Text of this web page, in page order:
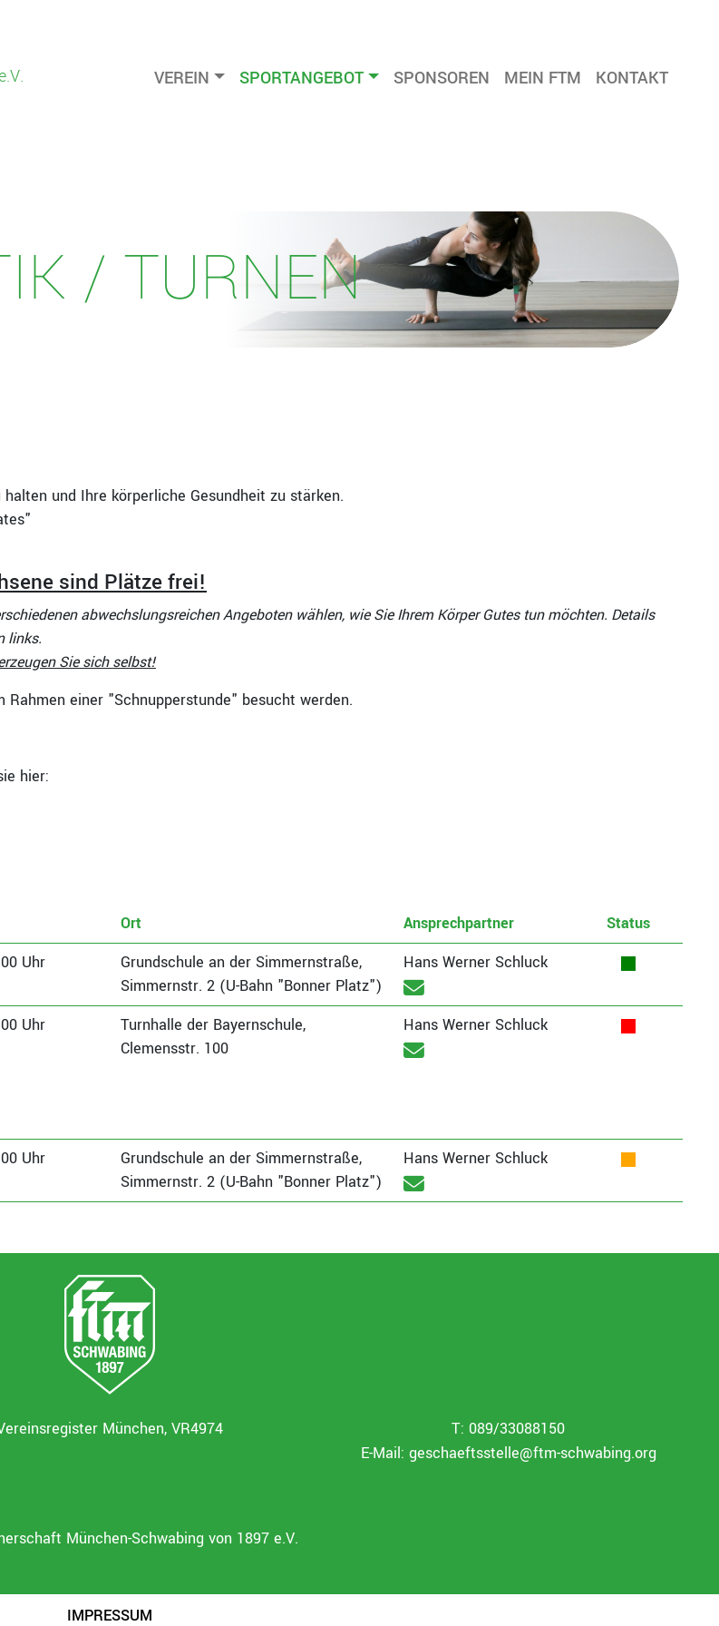
VEREIN SPORTANGEBOT SPONSOREN MEIN FTM KONTAKT
/ TURNEN
und Ihre körperliche Gesundheit zu stärken.
sind Plätze frei!
abwechslungsreichen Angeboten wählen, wie Sie Ihrem Körper Gutes tun möchten. Details
links.
Sie sich selbst!
Rahmen einer "Schnupperstunde" besucht werden.
hier:
Ort Ansprechpartner
Status
Uhr
Grundschule an der Simmernstraße,
Simmernstr. 2 (U-Bahn "Bonner Platz")
Hans Werner Schluck
Uhr
Turnhalle der Bayernschule,
Clemensstr. 100
Hans Werner Schluck
Uhr
Grundschule an der Simmernstraße,
Simmernstr. 2 (U-Bahn "Bonner Platz")
Hans Werner Schluck
München, VR4974
T: 089/33088150
E-Mail: geschaeftsstelle@ftm-schwabing.org
München-Schwabing von 1897 e.V.
IMPRESSUM